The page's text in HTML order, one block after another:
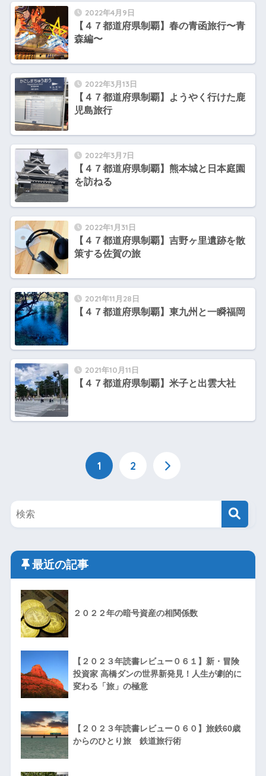
2022年4月9日
【４７都道府県制覇】春の青函旅行〜青
森編〜
2022年3月13日
【４７都道府県制覇】ようやく行けた鹿
児島旅行
2022年3月7日
【４７都道府県制覇】熊本城と日本庭園
を訪ねる
2022年1月31日
【４７都道府県制覇】吉野ヶ里遺跡を散
策する佐賀の旅
2021年11月28日
【４７都道府県制覇】東九州と一瞬福岡
2021年10月11日
【４７都道府県制覇】米子と出雲大社
1 2
最近の記事
２０２２年の暗号資産の相関係数
【２０２３年読書レビュー０６１】新・冒険
投資家 高橋ダンの世界新発見！人生が劇的に
変わる「旅」の極意
【２０２３年読書レビュー０６０】旅鉄60歳
からのひとり旅 鉄道旅行術